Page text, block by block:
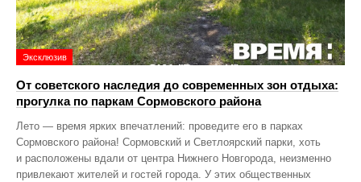
Эксклюзив
От советского наследия до современных зон отдыха:
прогулка по паркам Сормовского района
Лето — время ярких впечатлений: проведите его в парках
Сормовского района! Сормовский и Светлоярский парки, хоть
и расположены вдали от центра Нижнего Новгорода, неизменно
привлекают жителей и гостей города. У этих общественных